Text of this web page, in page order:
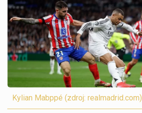
Kylian Mabppé (zdroj: realmadrid.com)